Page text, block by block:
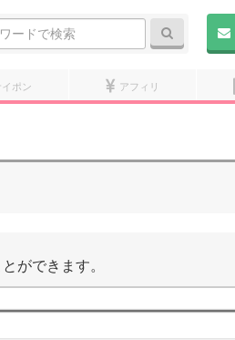
イポン アフィリ
ができます。